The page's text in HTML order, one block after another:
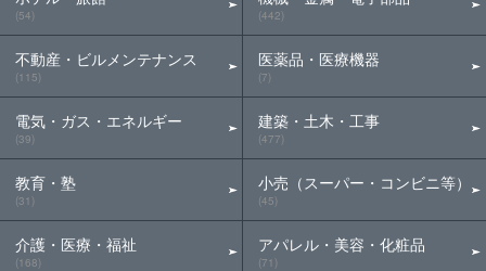
(54)
不動産・ビルメンテナンス
(115)
電気・ガス・エネルギー
(39)
教育・塾
(31)
介護・医療・福祉
(168)
(442)
医薬品・医療機器
(7)
建築・土木・工事
(477)
小売（スーパー・コンビニ等）
(45)
アパレル・美容・化粧品
(71)